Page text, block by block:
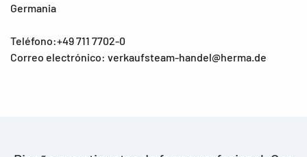
Germania
Teléfono:+49 711 7702-0
Correo electrónico: verkaufsteam-handel@herma.de